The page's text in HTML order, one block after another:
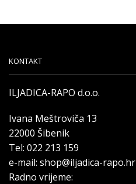
KONTAKT
ILJADICA-RAPO d.o.o.
Ivana Meštroviča 13
22000 Šibenik
Tel: 022 213 159
e-mail: shop@iljadica-rapo.hr
Radno vrijeme: